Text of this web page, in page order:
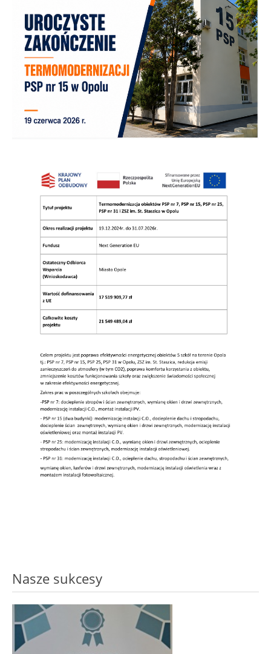
Nasze sukcesy